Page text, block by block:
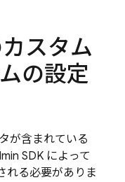
スタム
の設定
が含まれている
SDK によって
れる必要がありま